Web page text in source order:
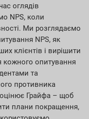
оглядів
NPS, коли
Ми розглядаємо
NPS, як
клієнтів і вирішити
кожного опитування
та
противника
Грайфа – щоб
плани покращення,